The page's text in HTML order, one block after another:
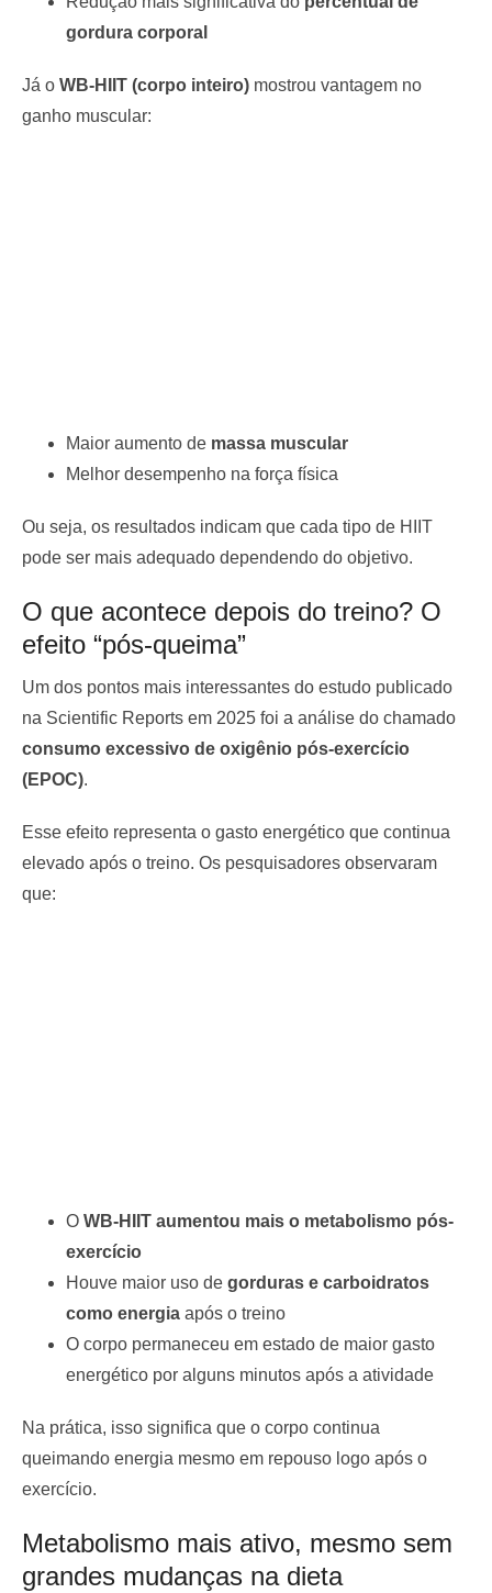
gordura corporal
Já o WB-HIIT (corpo inteiro) mostrou vantagem no
ganho muscular:
Maior aumento de massa muscular
Melhor desempenho na força física
Ou seja, os resultados indicam que cada tipo de HIIT
pode ser mais adequado dependendo do objetivo.
O que acontece depois do treino? O
efeito “pós-queima”
Um dos pontos mais interessantes do estudo publicado
na Scientific Reports em 2025 foi a análise do chamado
consumo excessivo de oxigênio pós-exercício
(EPOC).
Esse efeito representa o gasto energético que continua
elevado após o treino. Os pesquisadores observaram
que:
O WB-HIIT aumentou mais o metabolismo pós-
exercício
Houve maior uso de gorduras e carboidratos
como energia após o treino
O corpo permaneceu em estado de maior gasto
energético por alguns minutos após a atividade
Na prática, isso significa que o corpo continua
queimando energia mesmo em repouso logo após o
exercício.
Metabolismo mais ativo, mesmo sem
grandes mudanças na dieta